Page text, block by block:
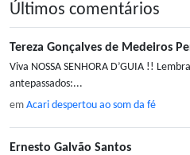
Últimos comentários
Tereza Gonçalves de Medeiros
Viva NOSSA SENHORA D’GUIA !!
antepassados:...
em Acari despertou ao som da fé
Ernesto Galvão Santos